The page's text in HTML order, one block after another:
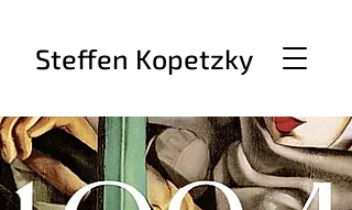
Steffen Kopetzky